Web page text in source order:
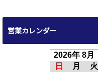
営業カレンダー
2026年 8月
日
月 火